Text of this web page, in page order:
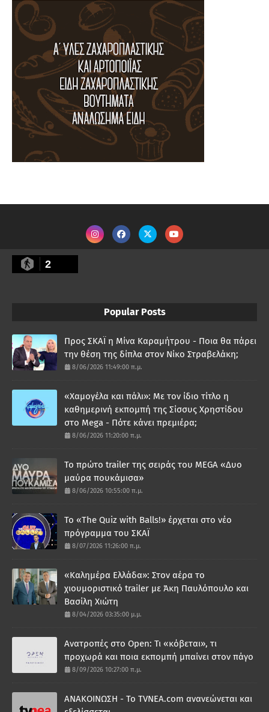
2
Popular Posts
Προς ΣΚΑΪ η Μίνα Καραμήτρου - Ποια θα πάρει
την θέση της δίπλα στον Νίκο Στραβελάκη;
8/06/2026 11:49:00 π.μ.
«Χαμογέλα και πάλι»: Με τον ίδιο τίτλο η
καθημερινή εκπομπή της Σίσσυς Χρηστίδου
στο Mega - Πότε κάνει πρεμιέρα;
8/06/2026 11:20:00 π.μ.
Το πρώτο trailer της σειράς του MEGA «Δυο
μαύρα πουκάμισα»
8/06/2026 10:55:00 π.μ.
Το «The Quiz with Balls!» έρχεται στο νέο
πρόγραμμα του ΣΚΑΪ
8/07/2026 11:26:00 π.μ.
«Καλημέρα Ελλάδα»: Στον αέρα το
χιουμοριστικό trailer με Άκη Παυλόπουλο και
Βασίλη Χιώτη
8/04/2026 03:35:00 μ.μ.
Ανατροπές στο Open: Τι «κόβεται», τι
προχωρά και ποια εκπομπή μπαίνει στον πάγο
8/09/2026 10:27:00 π.μ.
ΑΝΑΚΟΙΝΩΣΗ - Το TVNEA.com ανανεώνεται και